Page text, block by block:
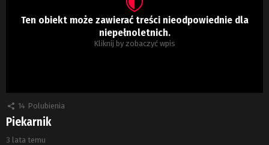
Ten obiekt może zawierać treści nieodpowiednie dla
niepełnoletnich.
Kliknij by zobaczyć wpis
14 Polubienia
Piekarnik
3 lata temu